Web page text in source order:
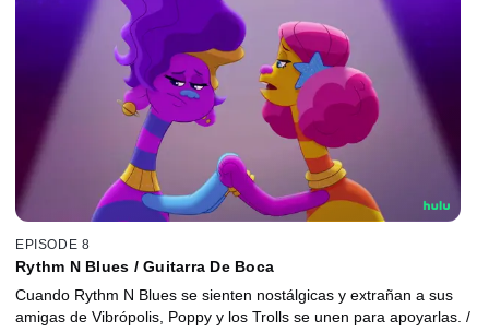
EPISODE 8
Rythm N Blues / Guitarra De Boca
Cuando Rythm N Blues se sienten nostálgicas y extrañan a sus
amigas de Vibrópolis, Poppy y los Trolls se unen para apoyarlas. /